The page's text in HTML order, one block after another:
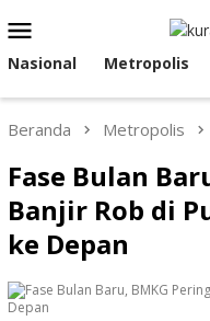
ke
kontenMobile
Nasional Metropolis
Beranda Metropolis
Fase Bulan
Banjir Rob di
ke Depan